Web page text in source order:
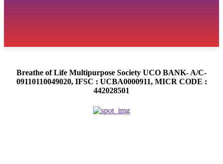
Breathe of Life Multipurpose Society UCO BANK- A/C-
09110110049020, IFSC : UCBA0000911, MICR CODE :
442028501